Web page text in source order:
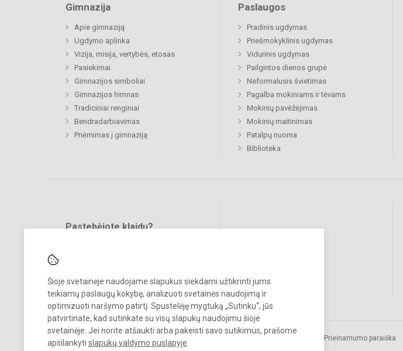
Šioje svetainėje naudojame slapukus siekdami užtikrinti jums
teikiamų paslaugų kokybę, analizuoti svetainės naudojimą ir
optimizuoti naršymo patirtį. Spustelėję mygtuką „Sutinku“, jūs
patvirtinate, kad sutinkate su visų slapukų naudojimu šioje
svetainėje. Jei norite atšaukti arba pakeisti savo sutikimus, prašome
apsilankyti slapukų valdymo puslapyje
Gimnazija
Apie gimnaziją
Ugdymo aplinka
Vizija, misija, vertybės, etosas
Pasiekimai
Gimnazijos simboliai
Gimnazijos himnas
Tradiciniai renginiai
Bendradarbiavimas
Priėmimas į gimnaziją
Paslaugos
Pradinis ugdymas
Priešmokyklinis ugdymas
Vidurinis ugdymas
Pailgintos dienos grupė
Neformalusis švietimas
Pagalba mokiniams ir tėvams
Mokinių pavėžėjimas
Mokinių maitinimas
Patalpų nuoma
Biblioteka
Pastebėjote klaidų?
© 2022. Rietavo Lauryno Ivinskio gimnazija. Visos teisės saugomos.
Kopijuoti turinį be raštiško gimnazijos sutikimo griežtai draudžiama.
Prieinamumo paraiška